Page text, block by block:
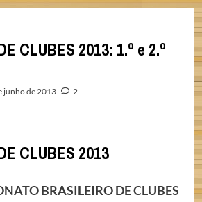
CLUBES 2013: 1.º e 2.º
junho de 2013 2
CLUBES 2013
BRASILEIRO DE CLUBES